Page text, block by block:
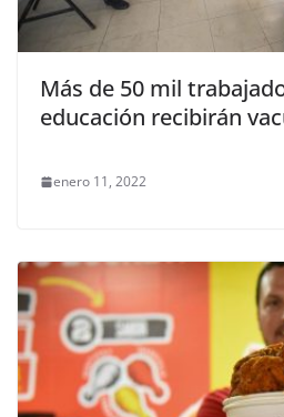
Más de 50 mil
educación recibirán
enero 11, 2022